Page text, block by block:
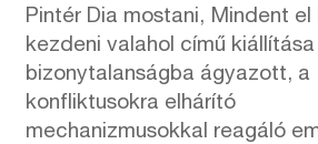
Pintér Dia mostani, Mindent el
kezdeni valahol című kiállítása
bizonytalanságba ágyazott, a
konfliktusokra elhárító
mechanizmusokkal reagáló